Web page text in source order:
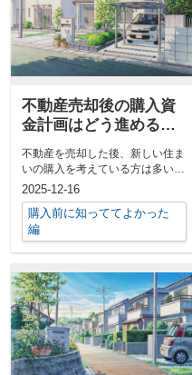
不動産売却後の購入資
金計画はどう進める？
安心して新生活を迎え
るコツも紹介
不動産を売却した後、新しい住ま
いの購入を考えている方は多いの
ではないでしょうか。しかし、
「売却益を...
2025-12-16
購入前に知っててよかった
編